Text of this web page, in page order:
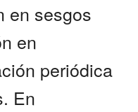
en sesgos
en
periódica
En